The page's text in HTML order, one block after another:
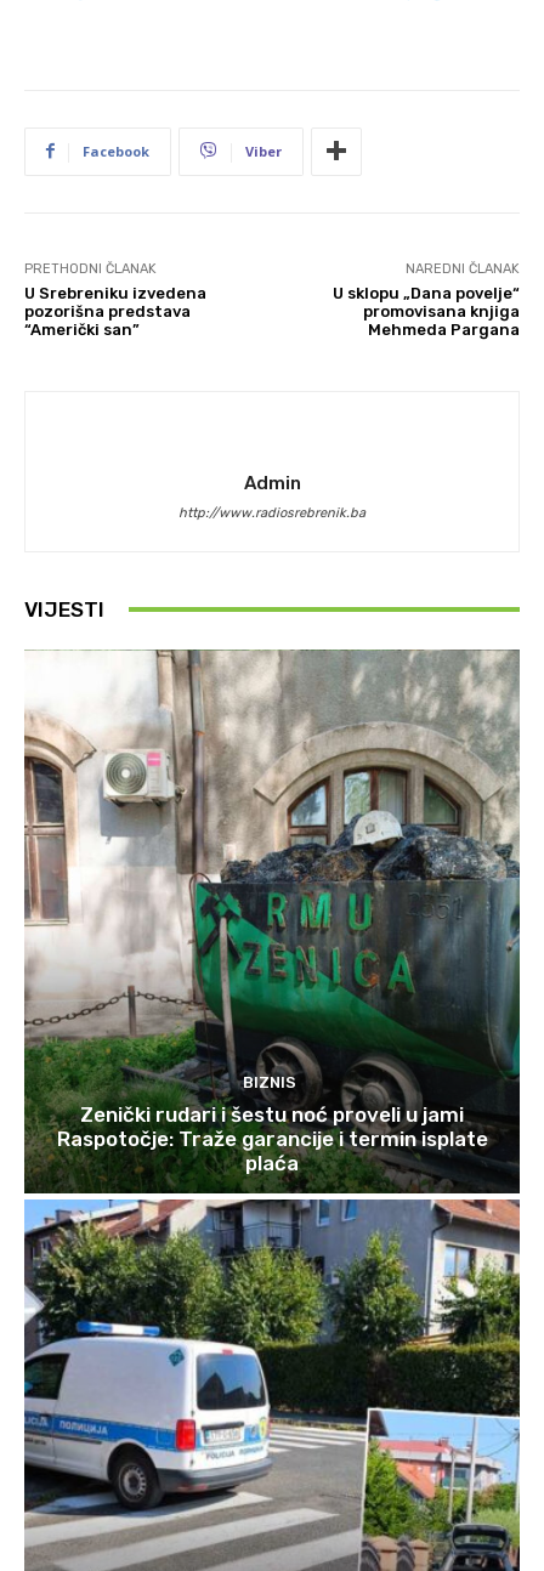
Facebook Viber
PRETHODNI ČLANAK
U Srebreniku izvedena
pozorišna predstava
“Američki san”
NAREDNI ČLANAK
U sklopu „Dana povelje“
promovisana knjiga
Mehmeda Pargana
Admin
http://www.radiosrebrenik.ba
VIJESTI
BIZNIS
Zenički rudari i šestu noć proveli u jami
Raspotočje: Traže garancije i termin isplate
plaća